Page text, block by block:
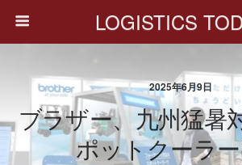
LOGISTICS
2025年6月9日
ブラザー、九州猛暑
ポットクーラ